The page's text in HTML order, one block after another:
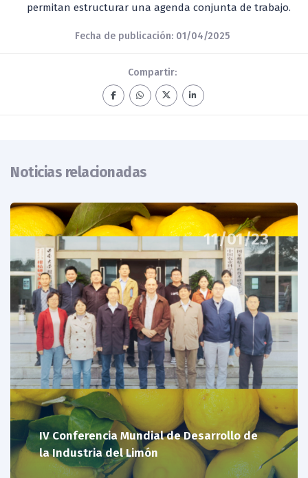
permitan estructurar una agenda conjunta de trabajo.
Fecha de publicación: 01/04/2025
Compartir:
Noticias relacionadas
11/01/23
IV Conferencia Mundial de Desarrollo de
la Industria del Limón